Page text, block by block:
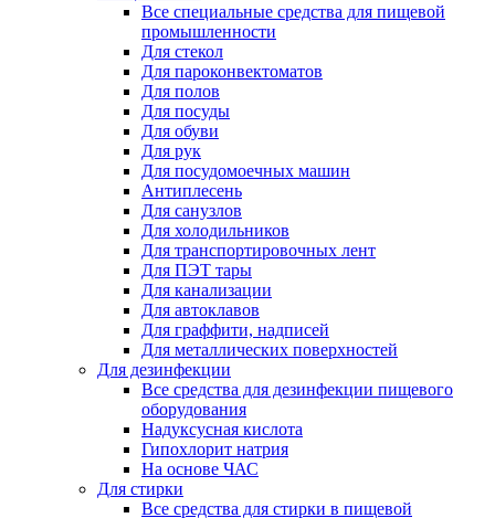
Все специальные средства для пищевой
промышленности
Для стекол
Для пароконвектоматов
Для полов
Для посуды
Для обуви
Для рук
Для посудомоечных машин
Антиплесень
Для санузлов
Для холодильников
Для транспортировочных лент
Для ПЭТ тары
Для канализации
Для автоклавов
Для граффити, надписей
Для металлических поверхностей
Для дезинфекции
Все средства для дезинфекции пищевого
оборудования
Надуксусная кислота
Гипохлорит натрия
На основе ЧАС
Для стирки
Все средства для стирки в пищевой